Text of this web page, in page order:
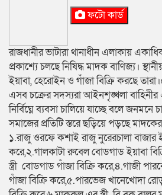
ফটো কার্ড
রাজধানীর ভাটারা থানাধীন এলাকায়
প্রকাশ্যে চলছে নিষিদ্ধ মাদক বাণিজ্য।
ইয়াবা, হেরোইন ও গাঁজা বিক্রি করছে
এসব চক্রের সদস্যরা আইনশৃঙ্খলা বাহিনীর
নির্বিঘ্নে ব্যবসা চালিয়ে যাচ্ছে বলে
সমাজের প্রতিটি স্তরে ছড়িয়ে পড়ছে
১.রাজু ওরফে কশাই রাজু নুরেরচালা বাজার
করে,২.গালকাটা রুবেল বোডগাড ইয়াবা
স্ত্রী বোডগাড গাঁজা বিক্রি করে,৪.গাজী
গাঁজা বিক্রি করে,৫.পারভেজ খানেখোদা